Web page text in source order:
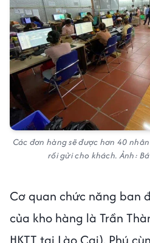
Các đơn hàng sẽ được hơn 40
rồi gửi cho khách. Ảnh:
Cơ quan chức năng ban
của kho hàng là Trần